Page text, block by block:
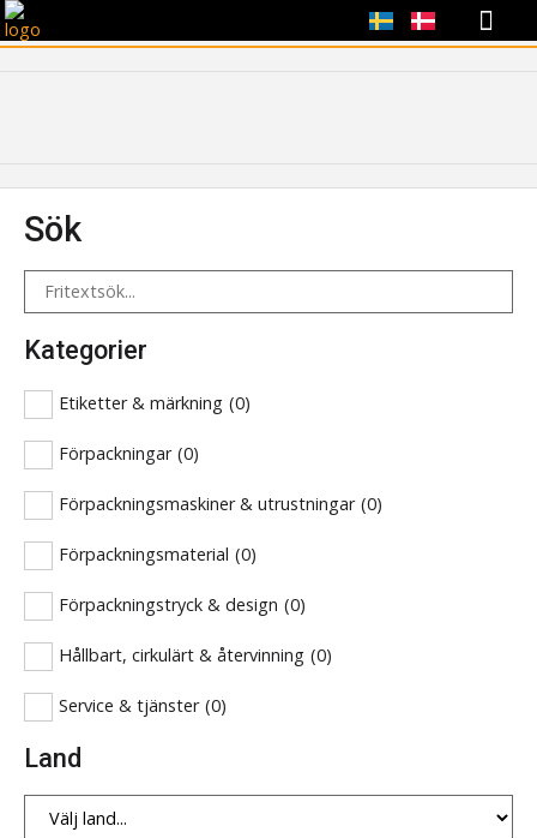
Sök
Kategorier
Etiketter & märkning (0)
Förpackningar (0)
Förpackningsmaskiner & utrustningar (0)
Förpackningsmaterial (0)
Förpackningstryck & design (0)
Hållbart, cirkulärt & återvinning (0)
Service & tjänster (0)
Land